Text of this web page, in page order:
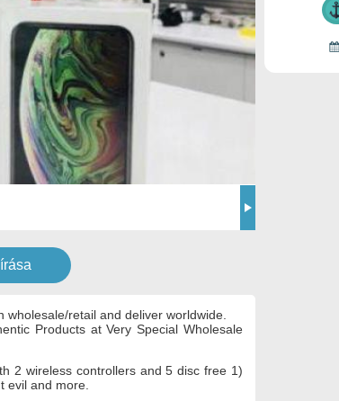
retail and deliver worldwide.
Products at Very Special Wholesale
2 wireless controllers and 5 disc free 1)
evil and more.